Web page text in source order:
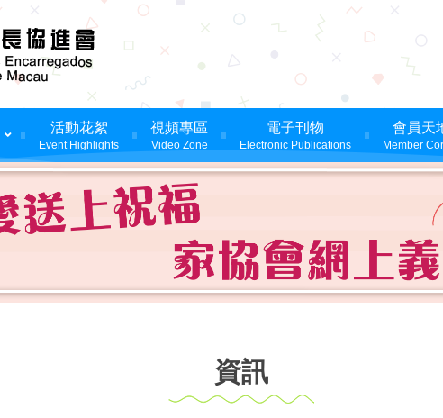
活動花絮
Event Highlights
視頻專區
Video Zone
電子刊物
Electronic Publications
會員天
Member
資訊